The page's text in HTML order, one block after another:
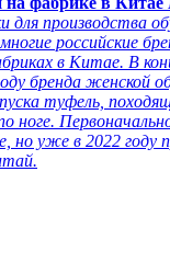
для производства
российские
в Китае. В
бренда женской
туфель,
ноге.
но уже в 2022 году